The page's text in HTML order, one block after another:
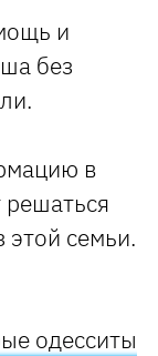
и
без
в
решаться
этой семьи.
одесситы